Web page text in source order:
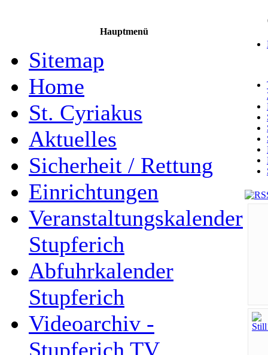
Hauptmenü
Sitemap
Home
St. Cyriakus
Aktuelles
Sicherheit / Rettung
Einrichtungen
Veranstaltungskalender
Stupferich
Abfuhrkalender
Stupferich
Videoarchiv -
Stupferich TV